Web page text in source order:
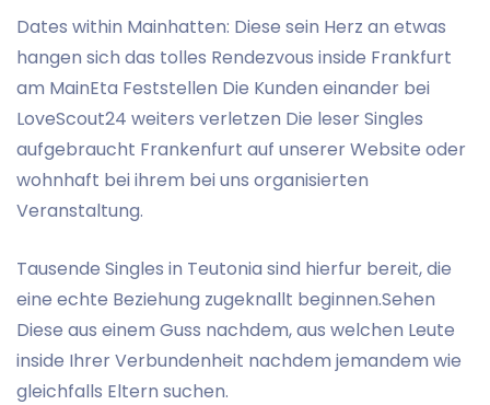
Dates within Mainhatten: Diese sein Herz an etwas
hangen sich das tolles Rendezvous inside Frankfurt
am MainEta Feststellen Die Kunden einander bei
LoveScout24 weiters verletzen Die leser Singles
aufgebraucht Frankenfurt auf unserer Website oder
wohnhaft bei ihrem bei uns organisierten
Veranstaltung.
Tausende Singles in Teutonia sind hierfur bereit, die
eine echte Beziehung zugeknallt beginnen.Sehen
Diese aus einem Guss nachdem, aus welchen Leute
inside Ihrer Verbundenheit nachdem jemandem wie
gleichfalls Eltern suchen.